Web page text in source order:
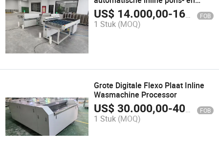
buigmachine
US$ 14.000,00-16.000,00 FOB
1 Stuk (MOQ)
Grote Digitale Flexo Plaat Inline
Wasmachine Processor
US$30.000,00-40.000,00 FOB
1 Stuk (MOQ)